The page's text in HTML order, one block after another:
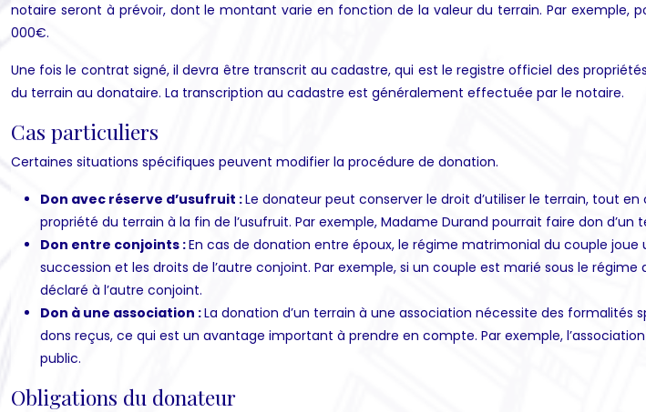
notaire seront à prévoir, dont le montant varie en fonction de la valeur du terrain. Par exemple,
000€.
Une fois le contrat signé, il devra être transcrit au cadastre, qui est le registre officiel des
du terrain au donataire. La transcription au cadastre est généralement effectuée par le notaire.
Cas particuliers
Certaines situations spécifiques peuvent modifier la procédure de donation.
Don avec réserve d’usufruit :Le donateur peut conserver le droit d’utiliser le terrain, tout
propriété du terrain à la fin de l’usufruit. Par exemple, Madame Durand pourrait faire don
Don entre conjoints :En cas de donation entre époux, le régime matrimonial du couple
succession et les droits de l’autre conjoint. Par exemple, si un couple est marié sous le
déclaré à l’autre conjoint.
Don à une association :La donation d’un terrain à une association nécessite des
dons reçus, ce qui est un avantage important à prendre en compte. Par exemple,
public.
Obligations du donateur